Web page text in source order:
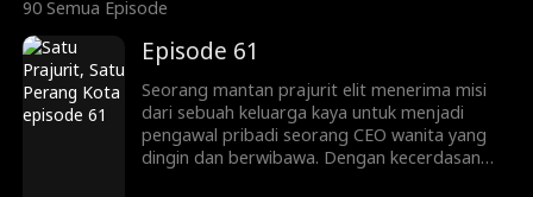
90 Semua Episode
Episode 61
Seorang mantan prajurit elit menerima misi
dari sebuah keluarga kaya untuk menjadi
pengawal pribadi seorang CEO wanita yang
dingin dan berwibawa. Dengan kecerdasan